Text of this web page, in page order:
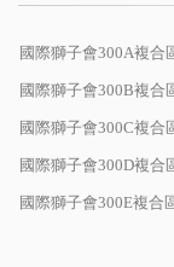
國際獅子會300A複合
國際獅子會300B複合
國際獅子會300C複合
國際獅子會300D複合
國際獅子會300E複合